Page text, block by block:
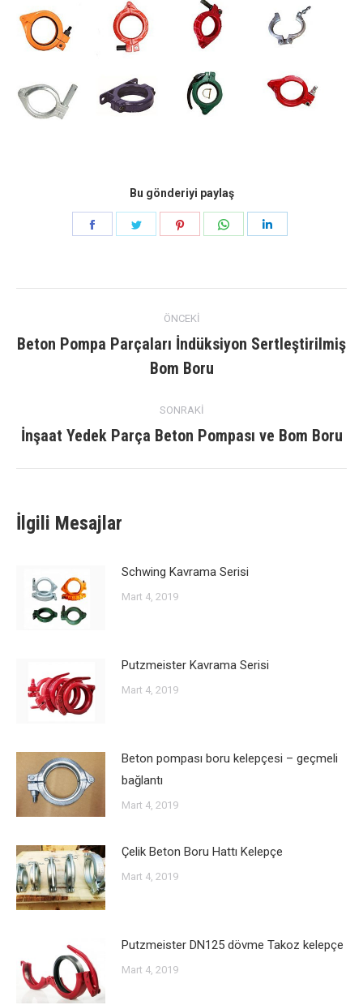
Bu gönderiyi paylaş
Paylaş
Paylaş
Paylaş
Paylaş
gönderisi
ÖNCEKI
Önceki
yazı:
Beton Pompa Parçaları İndüksiyon Sertleştirilmiş
Bom Boru
SONRAKI
Sonraki
İnşaat Yedek Parça Beton Pompası ve Bom Boru
İlgili Mesajlar
Schwing Kavrama Serisi
Mart 4, 2019
Putzmeister Kavrama Serisi
Mart 4, 2019
Beton pompası boru kelepçesi – geçmeli
bağlantı
Mart 4, 2019
Çelik Beton Boru Hattı Kelepçe
Mart 4, 2019
Putzmeister DN125 dövme Takoz kelepçe
Mart 4, 2019